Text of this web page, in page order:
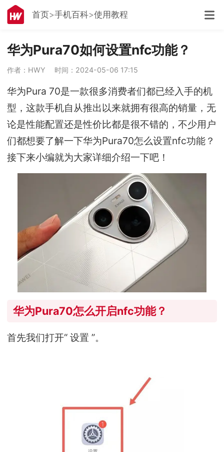
首页 手机百科 使用教程
华为Pura70如何设置nfc功能？
作者：HWY 时间：2024-05-06 17:15
华为Pura 70是一款很多消费者们都已经入手的机
型，这款手机自从推出以来就拥有很高的销量，无
论是性能配置还是性价比都是很不错的，不少用户
们都想要了解一下华为Pura70怎么设置nfc功能？
接下来小编就为大家详细介绍一下吧！
华为Pura70怎么开启nfc功能？
首先我们打开“ 设置 ”。